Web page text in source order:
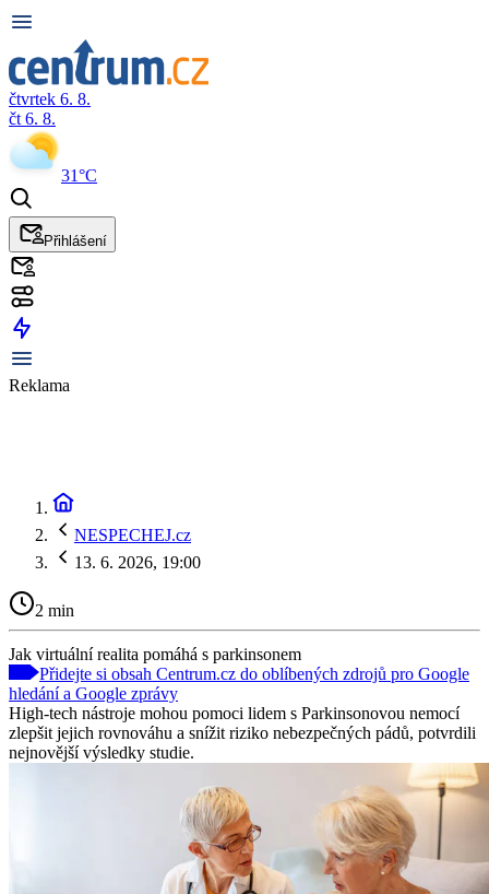
čtvrtek 6. 8.
čt 6. 8.
31°C
Přihlášení
Reklama
NESPECHEJ.cz
13. 6. 2026, 19:00
2 min
Jak virtuální realita pomáhá s parkinsonem
Přidejte si obsah Centrum.cz do oblíbených zdrojů pro Google
hledání a Google zprávy
High-tech nástroje mohou pomoci lidem s Parkinsonovou nemocí
zlepšit jejich rovnováhu a snížit riziko nebezpečných pádů, potvrdili
nejnovější výsledky studie.